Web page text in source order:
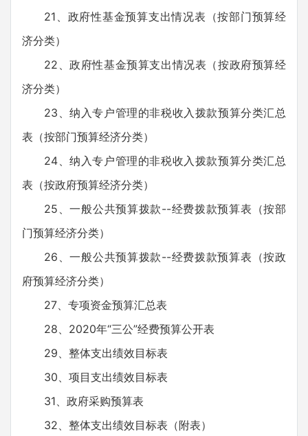
21、政府性基金预算支出情况表（按部门预算经
济分类）
22、政府性基金预算支出情况表（按政府预算经
济分类）
23、纳入专户管理的非税收入拨款预算分类汇总
表（按部门预算经济分类）
24、纳入专户管理的非税收入拨款预算分类汇总
表（按政府预算经济分类）
25、一般公共预算拨款--经费拨款预算表（按部
门预算经济分类）
26、一般公共预算拨款--经费拨款预算表（按政
府预算经济分类）
27、专项资金预算汇总表
28、2020年“三公”经费预算公开表
29、整体支出绩效目标表
30、项目支出绩效目标表
31、政府采购预算表
32、整体支出绩效目标表（附表）